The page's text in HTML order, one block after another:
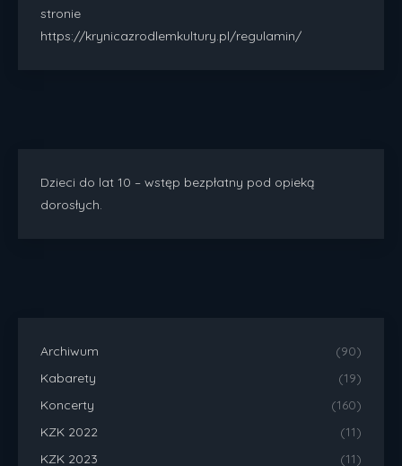
stronie
https://krynicazrodlemkultury.pl/regulamin/
Dzieci do lat 10 – wstęp bezpłatny pod opieką
dorosłych.
Archiwum
(90)
Kabarety
(19)
Koncerty
(160)
KZK 2022
(11)
KZK 2023
(11)